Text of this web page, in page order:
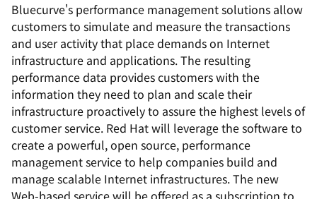
Bluecurve's performance management solutions allow
customers to simulate and measure the transactions
and user activity that place demands on Internet
infrastructure and applications. The resulting
performance data provides customers with the
information they need to plan and scale their
infrastructure proactively to assure the highest levels of
customer service. Red Hat will leverage the software to
create a powerful, open source, performance
management service to help companies build and
manage scalable Internet infrastructures. The new
Web-based service will be offered as a subscription to